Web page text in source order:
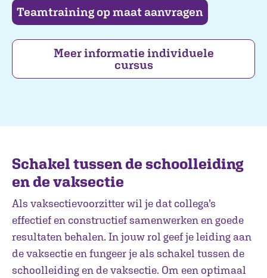
Teamtraining op maat aanvragen
Meer informatie individuele
cursus
Schakel tussen de schoolleiding
en de vaksectie
Als vaksectievoorzitter wil je dat collega’s
effectief en constructief samenwerken en goede
resultaten behalen. In jouw rol geef je leiding aan
de vaksectie en fungeer je als schakel tussen de
schoolleiding en de vaksectie. Om een optimaal